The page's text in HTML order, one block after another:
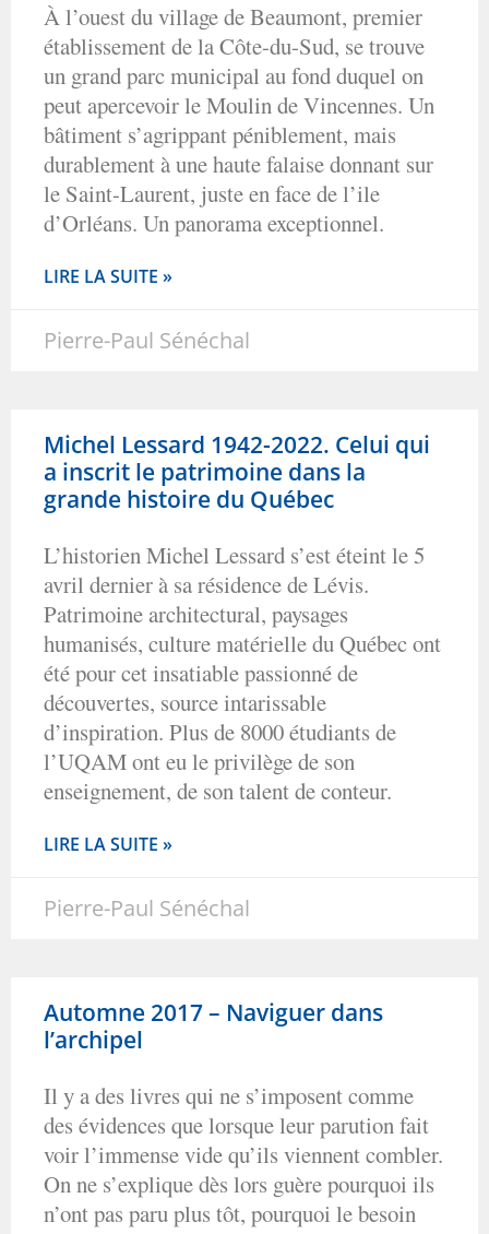
À l’ouest du village de Beaumont, premier
établissement de la Côte-du-Sud, se trouve
un grand parc municipal au fond duquel on
peut apercevoir le Moulin de Vincennes. Un
bâtiment s’agrippant péniblement, mais
durablement à une haute falaise donnant sur
le Saint-Laurent, juste en face de l’ile
d’Orléans. Un panorama exceptionnel.
LIRE LA SUITE »
Pierre-Paul Sénéchal
Michel Lessard 1942-2022. Celui qui
a inscrit le patrimoine dans la
grande histoire du Québec
L’historien Michel Lessard s’est éteint le 5
avril dernier à sa résidence de Lévis.
Patrimoine architectural, paysages
humanisés, culture matérielle du Québec ont
été pour cet insatiable passionné de
découvertes, source intarissable
d’inspiration. Plus de 8000 étudiants de
l’UQAM ont eu le privilège de son
enseignement, de son talent de conteur.
LIRE LA SUITE »
Pierre-Paul Sénéchal
Automne 2017 – Naviguer dans
l’archipel
Il y a des livres qui ne s’imposent comme
des évidences que lorsque leur parution fait
voir l’immense vide qu’ils viennent combler.
On ne s’explique dès lors guère pourquoi ils
n’ont pas paru plus tôt, pourquoi le besoin